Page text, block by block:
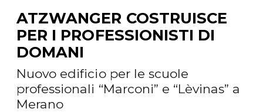
ATZWANGER COSTRUISCE
PER I PROFESSIONISTI DI
DOMANI
Nuovo edificio per le scuole
professionali “Marconi” e “Lèvinas” a
Merano